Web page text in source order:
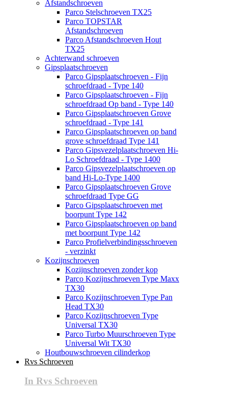
Afstandschroeven
Parco Stelschroeven TX25
Parco TOPSTAR
Afstandschroeven
Parco Afstandschroeven Hout
TX25
Achterwand schroeven
Gipsplaatschroeven
Parco Gipsplaatschroeven - Fijn
schroefdraad - Type 140
Parco Gipsplaatschroeven - Fijn
schroefdraad Op band - Type 140
Parco Gipsplaatschroeven Grove
schroefdraad - Type 141
Parco Gipsplaatschroeven op band
grove schroefdraad Type 141
Parco Gipsvezelplaatschroeven Hi-
Lo Schroefdraad - Type 1400
Parco Gipsvezelplaatschroeven op
band Hi-Lo-Type 1400
Parco Gipsplaatschroeven Grove
schroefdraad Type GG
Parco Gipsplaatschroeven met
boorpunt Type 142
Parco Gipsplaatschroeven op band
met boorpunt Type 142
Parco Profielverbindingsschroeven
- verzinkt
Kozijnschroeven
Kozijnschroeven zonder kop
Parco Kozijnschroeven Type Maxx
TX30
Parco Kozijnschroeven Type Pan
Head TX30
Parco Kozijnschroeven Type
Universal TX30
Parco Turbo Muurschroeven Type
Universal Wit TX30
Houtbouwschroeven cilinderkop
Rvs Schroeven
In Rvs Schroeven